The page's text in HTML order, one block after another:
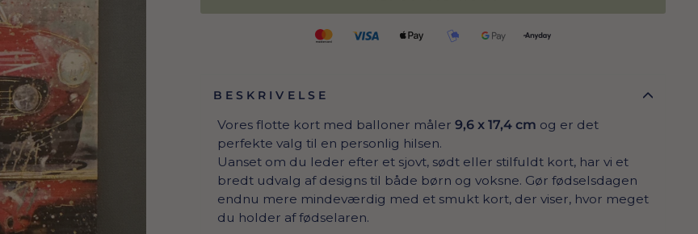
BESKRIVELSE
Vores flotte kort med balloner måler 9,6 x 17,4 cm og er det
perfekte valg til en personlig hilsen.
Uanset om du leder efter et sjovt, sødt eller stilfuldt kort, har vi et
bredt udvalg af designs til både børn og voksne. Gør fødselsdagen
endnu mere mindeværdig med et smukt kort, der viser, hvor meget
du holder af fødselaren.